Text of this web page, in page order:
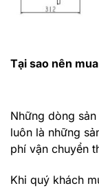
Tại sao nên
Những dòng
luôn là những
phí vận chuyển
Khi quý khách